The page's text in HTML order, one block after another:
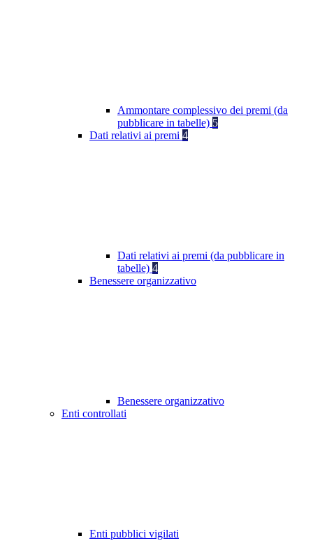
Ammontare complessivo dei premi (da
pubblicare in tabelle) 5
Dati relativi ai premi 4
Dati relativi ai premi (da pubblicare in
tabelle) 4
Benessere organizzativo
Benessere organizzativo
Enti controllati
Enti pubblici vigilati